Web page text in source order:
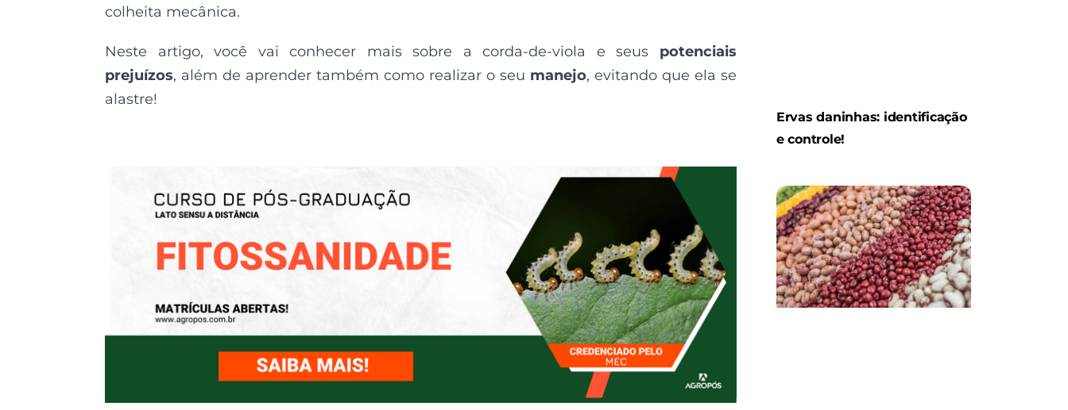
colheita mecânica.
Neste artigo, você vai conhecer mais sobre a corda-de-viola e seus potenciais
prejuízos, além de aprender também como realizar o seu manejo, evitando que ela se
alastre!
Ervas daninhas: identificação
e controle!